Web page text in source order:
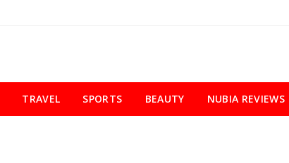
TRAVEL SPORTS BEAUTY NUBIA REVIEWS